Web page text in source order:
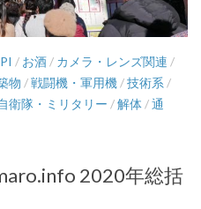
/ お酒 / カメラ・レンズ関連 /
物 /戦闘機・軍用機 /技術系 /
衛隊・ミリタリー /解体 /通
2020年総括